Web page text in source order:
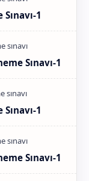
1
Sınavı-1
1
Sınavı-1